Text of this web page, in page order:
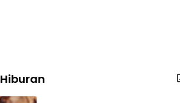
Hiburan